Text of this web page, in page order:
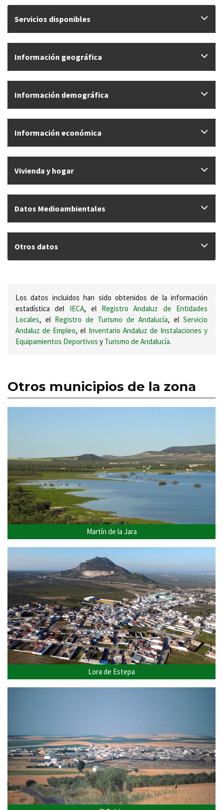
Servicios disponibles
Información geográfica
Información demográfica
Información económica
Vivienda y hogar
Datos Medioambientales
Otros datos
Los datos incluidos han sido obtenidos de la información
estadística del IECA, el Registro Andaluz de Entidades
Locales, el Registro de Turismo de Andalucía, el Servicio
Andaluz de Empleo, el Inventario Andaluz de Instalaciones y
Equipamientos Deportivos y Turismo de Andalucía.
Otros municipios de la zona
Martín de la Jara
Lora de Estepa